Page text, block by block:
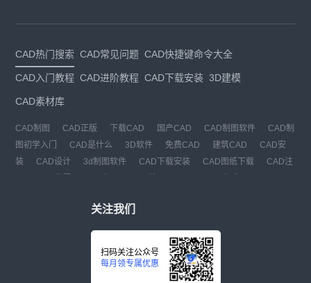
CAD热门搜索 CAD常见问题 CAD快捷键命令大全
CAD入门教程 CAD进阶教程 CAD下载安装 3D建模
CAD素材库
CAD制图 CAD正版 下载CAD 国产CAD CAD制图软件
CAD制
图初学入门
CAD是什么 3D软件 免费CAD 建筑CAD
CAD安
装
CAD设计 3d制图软件 CAD下载安装 CAD图纸下载
CAD注
关注我们
扫码关注公众号
每月领专属优惠